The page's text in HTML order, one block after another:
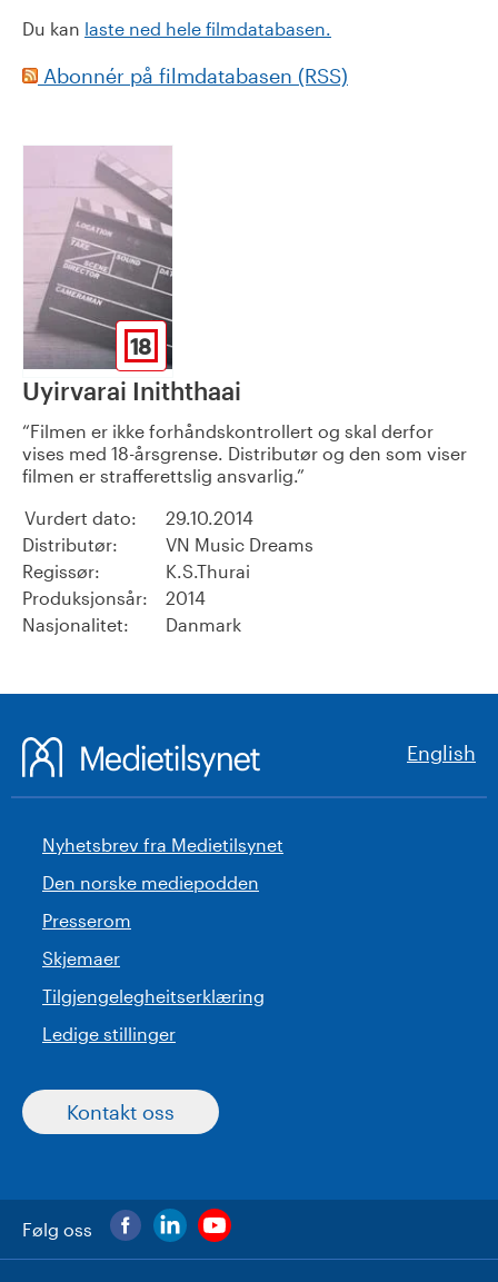
Du kan laste ned hele filmdatabasen.
Abonnér på filmdatabasen (RSS)
18
Uyirvarai Iniththaai
Filmen er ikke forhåndskontrollert og skal derfor
vises med 18-årsgrense. Distributør og den som viser
filmen er strafferettslig ansvarlig.
Vurdert dato:
29.10.2014
Distributør:
VN Music Dreams
Regissør:
K.S.Thurai
Produksjonsår:
2014
Nasjonalitet:
Danmark
English
Nyhetsbrev fra Medietilsynet
Den norske mediepodden
Presserom
Skjemaer
Tilgjengelegheitserklæring
Ledige stillinger
Kontakt oss
Følg oss